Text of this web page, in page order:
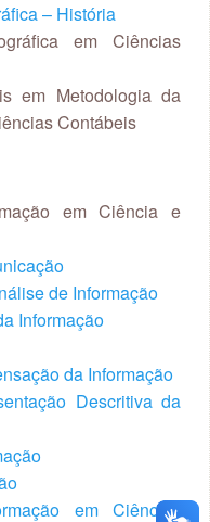
– História
em Ciências
em Metodologia da
Contábeis
em Ciência e
de Informação
Informação
da Informação
Descritiva da
em Ciências